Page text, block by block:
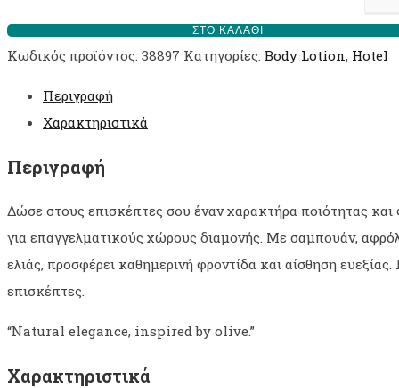
ΣΤΟ ΚΑΛΆΘΙ
Κωδικός προϊόντος: 38897 Κατηγορίες: Body Lotion, Hotel
Περιγραφή
Χαρακτηριστικά
Περιγραφή
Δώσε στους επισκέπτες σου έναν χαρακτήρα ποιότητας
για επαγγελματικούς χώρους διαμονής. Με σαμπουάν,
ελιάς, προσφέρει καθημερινή φροντίδα και αίσθηση
επισκέπτες.
“Natural elegance, inspired by olive.”
Χαρακτηριστικά